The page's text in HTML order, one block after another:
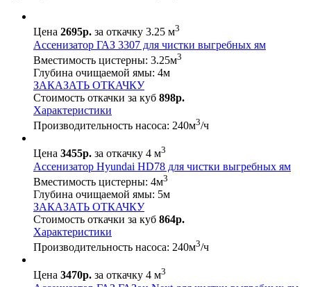
Цена 2695р. за откачку 3.25 м3
Ассенизатор ГАЗ 3307 для чистки выгребных ям
Вместимость цистерны: 3.25м3
Глубина очищаемой ямы: 4м
ЗАКАЗАТЬ ОТКАЧКУ
Стоимость откачки за куб 898р.
Характеристики
Производительность насоса: 240м3/ч
Цена 3455р. за откачку 4 м3
Ассенизатор Hyundai HD78 для чистки выгребных ям
Вместимость цистерны: 4м3
Глубина очищаемой ямы: 5м
ЗАКАЗАТЬ ОТКАЧКУ
Стоимость откачки за куб 864р.
Характеристики
Производительность насоса: 240м3/ч
Цена 3470р. за откачку 4 м3